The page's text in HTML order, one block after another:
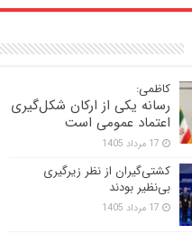
کاظمی:
رسانه یکی از ارکان شکل‌گیری
اعتماد عمومی است
17 مرداد 1405
کشتی‌گیران از نظر زیرگیری
بی‌نظیر بودند
17 مرداد 1405